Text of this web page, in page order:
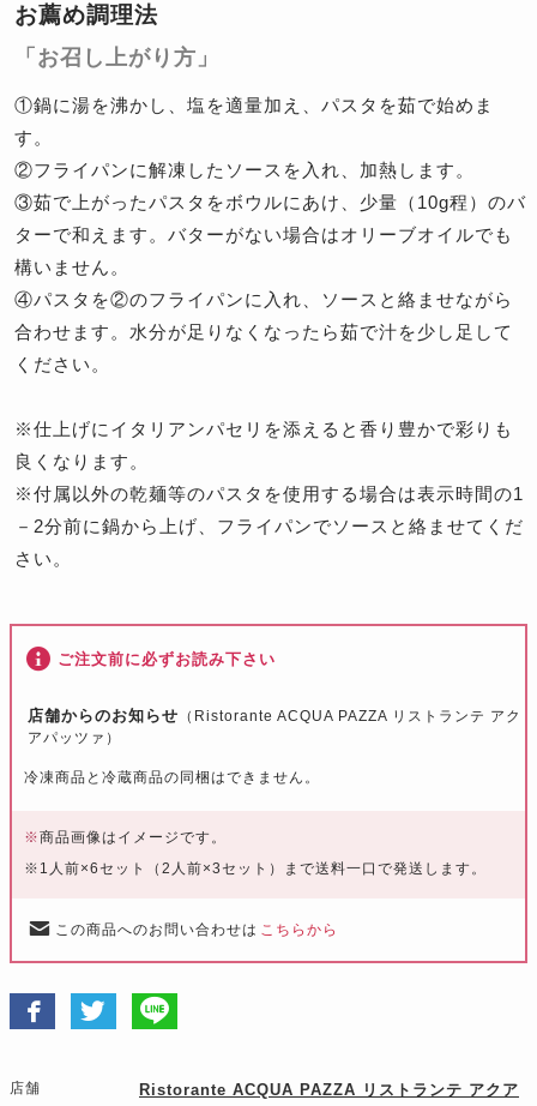
お薦め調理法
「お召し上がり方」
①鍋に湯を沸かし、塩を適量加え、パスタを茹で始めま
す。
②フライパンに解凍したソースを入れ、加熱します。
③茹で上がったパスタをボウルにあけ、少量（10g程）のバ
ターで和えます。バターがない場合はオリーブオイルでも
構いません。
④パスタを②のフライパンに入れ、ソースと絡ませながら
合わせます。水分が足りなくなったら茹で汁を少し足して
ください。
※仕上げにイタリアンパセリを添えると香り豊かで彩りも
良くなります。
※付属以外の乾麺等のパスタを使用する場合は表示時間の1
－2分前に鍋から上げ、フライパンでソースと絡ませてくだ
さい。
ご注文前に必ずお読み下さい
店舗からのお知らせ （Ristorante ACQUA PAZZA リストランテ アク
アパッツァ）
冷凍商品と冷蔵商品の同梱はできません。
※商品画像はイメージです。
※1人前×6セット（2人前×3セット）まで送料一口で発送します。
この商品へのお問い合わせは こちらから
店舗
Ristorante ACQUA PAZZA リストランテ アクア